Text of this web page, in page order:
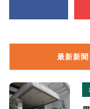
最新新聞